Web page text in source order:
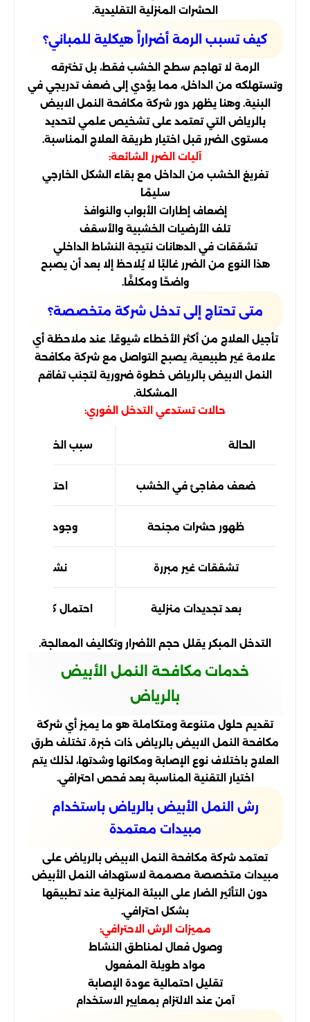
الحشرات المنزلية التقليدية.
كيف تسبب الرمة أضراراً هيكلية للمباني؟
الرمة لا تهاجم سطح الخشب فقط، بل تخترقه
وتستهلكه من الداخل، مما يؤدي إلى ضعف تدريجي في
البنية. وهنا يظهر دور شركة مكافحة النمل الابيض
بالرياض التي تعتمد على تشخيص علمي لتحديد
مستوى الضرر قبل اختيار طريقة العلاج المناسبة.
آليات الضرر الشائعة:
تفريغ الخشب من الداخل مع بقاء الشكل الخارجي
سليمًا
إضعاف إطارات الأبواب والنوافذ
تلف الأرضيات الخشبية والأسقف
تشققات في الدهانات نتيجة النشاط الداخلي
هذا النوع من الضرر غالبًا لا يُلاحظ إلا بعد أن يصبح
واضحًا ومكلفًا.
متى تحتاج إلى تدخل شركة متخصصة؟
تأجيل العلاج من أكثر الأخطاء شيوعًا. عند ملاحظة أي
علامة غير طبيعية، يصبح التواصل مع شركة مكافحة
النمل الابيض بالرياض خطوة ضرورية لتجنب تفاقم
المشكلة.
حالات تستدعي التدخل الفوري:
الحالة سبب الخطورة
ضعف مفاجئ في الخشب احتمال تآكل
ظهور حشرات مجنحة وجود
تشققات غير مبررة نشاط خلف
بعد تجديدات منزلية احتمال كشف أو
التدخل المبكر يقلل حجم الأضرار وتكاليف المعالجة.
خدمات مكافحة النمل الأبيض
بالرياض
تقديم حلول متنوعة ومتكاملة هو ما يميز أي شركة
مكافحة النمل الابيض بالرياض ذات خبرة. تختلف طرق
العلاج باختلاف نوع الإصابة ومكانها وشدتها، لذلك يتم
اختيار التقنية المناسبة بعد فحص احترافي.
رش النمل الأبيض بالرياض باستخدام
مبيدات معتمدة
تعتمد شركة مكافحة النمل الابيض بالرياض على
مبيدات متخصصة مصممة لاستهداف النمل الأبيض
دون التأثير الضار على البيئة المنزلية عند تطبيقها
بشكل احترافي.
مميزات الرش الاحترافي:
وصول فعال لمناطق النشاط
مواد طويلة المفعول
تقليل احتمالية عودة الإصابة
آمن عند الالتزام بمعايير الاستخدام